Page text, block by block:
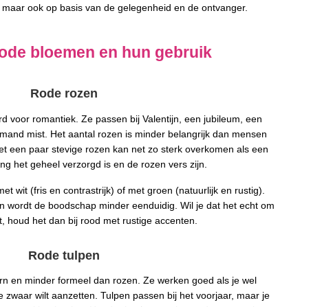
ook op basis van de gelegenheid en de ontvanger.
bloemen en hun gebruik
Rode rozen
voor romantiek. Ze passen bij Valentijn, een jubileum, een
mist. Het aantal rozen is minder belangrijk dan mensen
een paar stevige rozen kan net zo sterk overkomen als een
het geheel verzorgd is en de rozen vers zijn.
wit (fris en contrastrijk) of met groen (natuurlijk en rustig).
wordt de boodschap minder eenduidig. Wil je dat het echt om
houd het dan bij rood met rustige accenten.
Rode tulpen
en minder formeel dan rozen. Ze werken goed als je wel
zwaar wilt aanzetten. Tulpen passen bij het voorjaar, maar je